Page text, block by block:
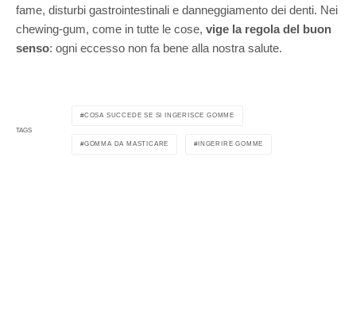
fame, disturbi gastrointestinali e danneggiamento dei denti. Nei
chewing-gum, come in tutte le cose, vige la regola del buon
senso: ogni eccesso non fa bene alla nostra salute.
TAGS
COSA SUCCEDE SE SI INGERISCE GOMME
GOMMA DA MASTICARE INGERIRE GOMME